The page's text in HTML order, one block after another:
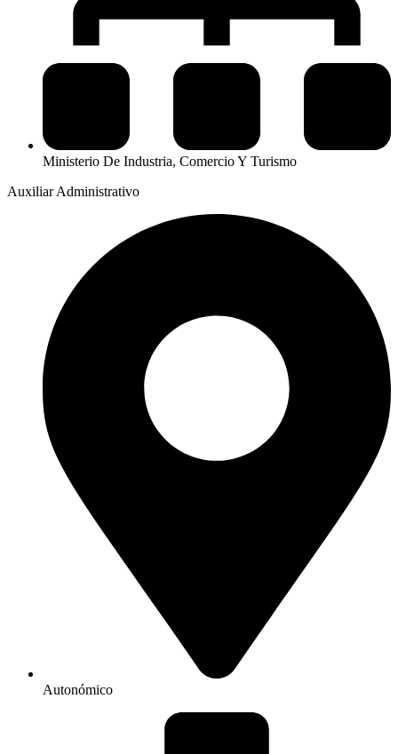
Ministerio De Industria, Comercio Y Turismo
Auxiliar Administrativo
Autonómico